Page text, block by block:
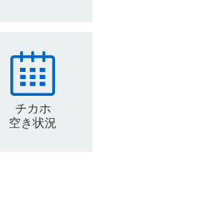
チカホ
空き状況